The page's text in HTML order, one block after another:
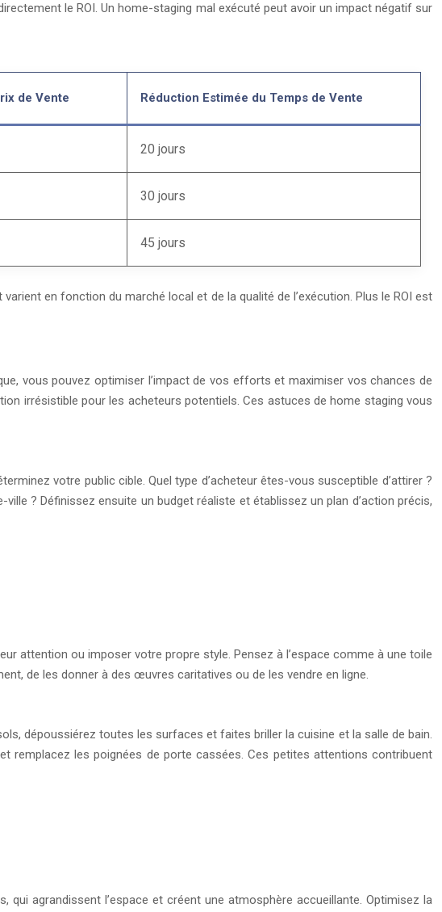
le ROI. Un home-staging mal exécuté peut avoir un impact négatif sur
de Vente Réduction Estimée du Temps de Vente
20 jours
30 jours
45 jours
en fonction du marché local et de la qualité de l’exécution. Plus le ROI est
vous pouvez optimiser l’impact de vos efforts et maximiser vos chances de
irrésistible pour les acheteurs potentiels. Ces astuces de home staging vous
votre public cible. Quel type d’acheteur êtes-vous susceptible d’attirer ?
? Définissez ensuite un budget réaliste et établissez un plan d’action précis,
attention ou imposer votre propre style. Pensez à l’espace comme à une toile
de les donner à des œuvres caritatives ou de les vendre en ligne.
dépoussiérez toutes les surfaces et faites briller la cuisine et la salle de bain.
remplacez les poignées de porte cassées. Ces petites attentions contribuent
agrandissent l’espace et créent une atmosphère accueillante. Optimisez la